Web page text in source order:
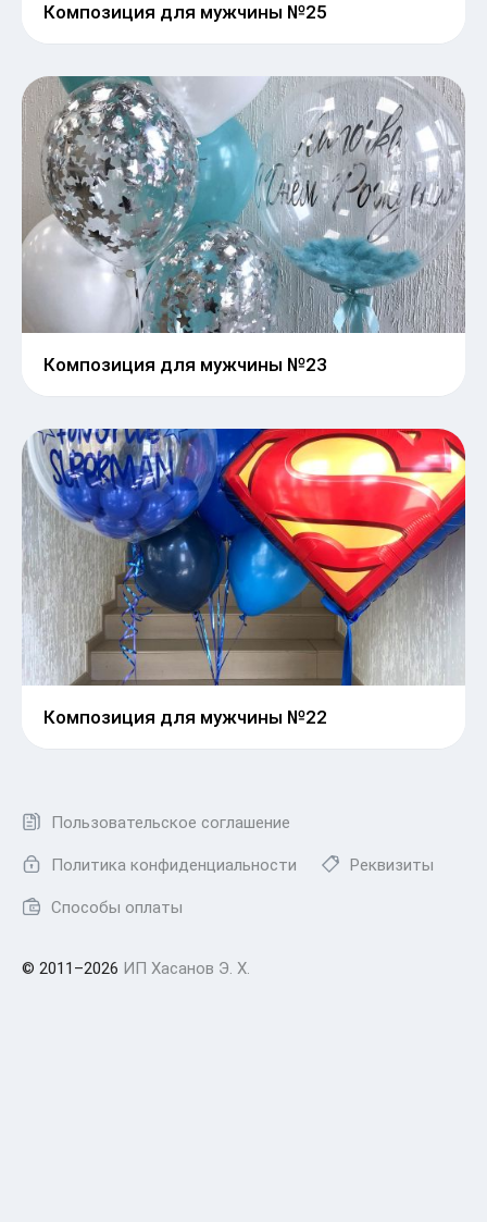
Композиция для мужчины №25
Композиция для мужчины №23
Композиция для мужчины №22
Пользовательское соглашение
Политика конфиденциальности Реквизиты
Способы оплаты
© 2011–2026 ИП Хасанов Э. Х.